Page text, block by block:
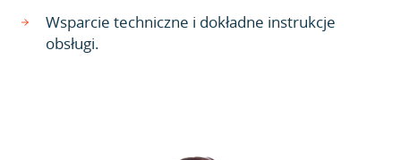
Wsparcie techniczne i dokładne instrukcje
obsługi.